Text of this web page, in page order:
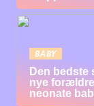
BABY
Den bedste
nye
neonate